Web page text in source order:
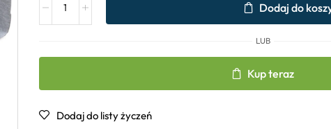
Dodaj do
LUB
Kup teraz
Dodaj do listy życzeń